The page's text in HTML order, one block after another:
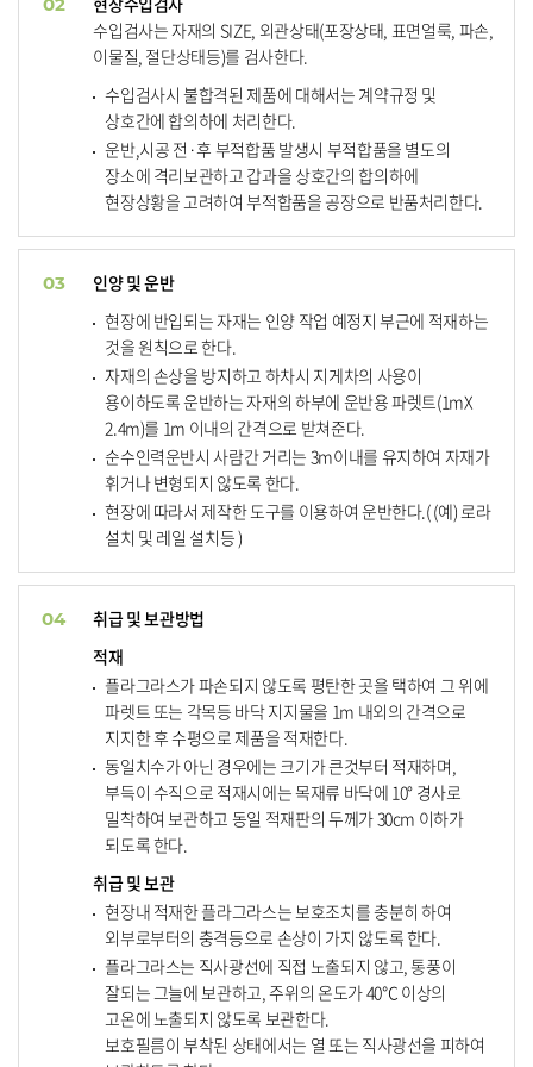
수입검사는 자재의 SIZE, 외관상태(포장상태, 표면얼룩, 파손,
이물질, 절단상태등)를 검사한다.
수입검사시 불합격된 제품에 대해서는 계약규정 및
상호간에 합의하에 처리한다.
운반,시공 전·후 부적합품 발생시 부적합품을 별도의
장소에 격리보관하고 갑과을 상호간의 합의하에
현장상황을 고려하여 부적합품을 공장으로 반품처리한다.
03
인양 및 운반
현장에 반입되는 자재는 인양 작업 예정지 부근에 적재하는
것을 원칙으로 한다.
자재의 손상을 방지하고 하차시 지게차의 사용이
용이하도록 운반하는 자재의 하부에 운반용 파렛트(1mX
2.4m)를 1m 이내의 간격으로 받쳐준다.
순수인력운반시 사람간 거리는 3m이내를 유지하여 자재가
휘거나 변형되지 않도록 한다.
현장에 따라서 제작한 도구를 이용하여 운반한다.( (예) 로라
설치 및 레일 설치등 )
04
취급 및 보관방법
적재
플라그라스가 파손되지 않도록 평탄한 곳을 택하여 그 위에
파렛트 또는 각목등 바닥 지지물을 1m 내외의 간격으로
지지한 후 수평으로 제품을 적재한다.
동일치수가 아닌 경우에는 크기가 큰것부터 적재하며,
부득이 수직으로 적재시에는 목재류 바닥에 10° 경사로
밀착하여 보관하고 동일 적재판의 두께가 30cm 이하가
되도록 한다.
취급 및 보관
현장내 적재한 플라그라스는 보호조치를 충분히 하여
외부로부터의 충격등으로 손상이 가지 않도록 한다.
플라그라스는 직사광선에 직접 노출되지 않고, 통풍이
잘되는 그늘에 보관하고, 주위의 온도가 40℃ 이상의
고온에 노출되지 않도록 보관한다.
보호필름이 부착된 상태에서는 열 또는 직사광선을 피하여